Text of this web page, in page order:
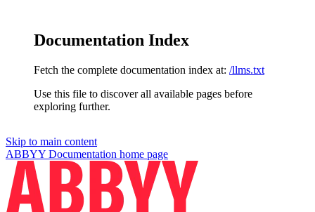
Documentation Index
Fetch the complete documentation index at: /llms.txt
Use this file to discover all available pages before
exploring further.
Skip to main content
ABBYY Documentation home page